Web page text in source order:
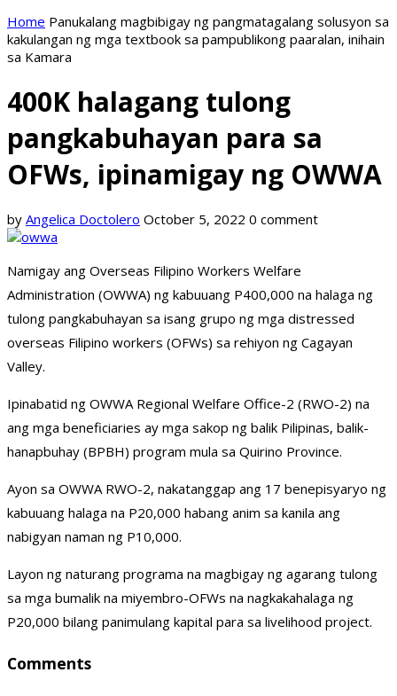
Home Panukalang magbibigay ng pangmatagalang solusyon sa
kakulangan ng mga textbook sa pampublikong paaralan, inihain
sa Kamara
400K halagang tulong
pangkabuhayan para sa
OFWs, ipinamigay ng OWWA
by Angelica Doctolero October 5, 2022 0 comment
Namigay ang Overseas Filipino Workers Welfare
Administration (OWWA) ng kabuuang P400,000 na halaga ng
tulong pangkabuhayan sa isang grupo ng mga distressed
overseas Filipino workers (OFWs) sa rehiyon ng Cagayan
Valley.
Ipinabatid ng OWWA Regional Welfare Office-2 (RWO-2) na
ang mga beneficiaries ay mga sakop ng balik Pilipinas, balik-
hanapbuhay (BPBH) program mula sa Quirino Province.
Ayon sa OWWA RWO-2, nakatanggap ang 17 benepisyaryo ng
kabuuang halaga na P20,000 habang anim sa kanila ang
nabigyan naman ng P10,000.
Layon ng naturang programa na magbigay ng agarang tulong
sa mga bumalik na miyembro-OFWs na nagkakahalaga ng
P20,000 bilang panimulang kapital para sa livelihood project.
Comments